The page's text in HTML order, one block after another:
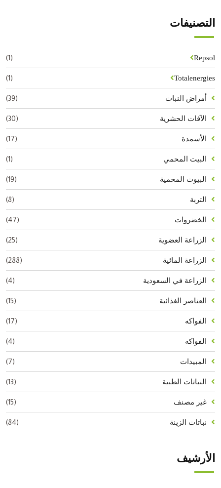
التصنيفات
Repsol
(1)
Totalenergies
(1)
أمراض النبات (39)
الآفات الحشرية (30)
الأسمدة (17)
البيت المحمي (1)
البيوت المحمية (19)
التربة (8)
الخضروات (47)
الزراعة العضوية (25)
الزراعة المائية (288)
الزراعة في السعودية (4)
العناصر الغذائية (15)
الفواكه (17)
الفواكه (4)
المبيدات (7)
النباتات الطبية (13)
غير مصنف (15)
نباتات الزينة (84)
الأرشيف